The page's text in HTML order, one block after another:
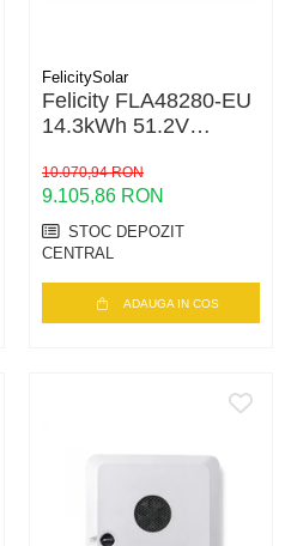
FelicitySolar
Felicity FLA48280-EU
14.3kWh 51.2V
Stocare LV, 6000+
cicluri, Scalabilă
10.070,94 RON
9.105,86 RON
STOC DEPOZIT
CENTRAL
ADAUGA IN COS